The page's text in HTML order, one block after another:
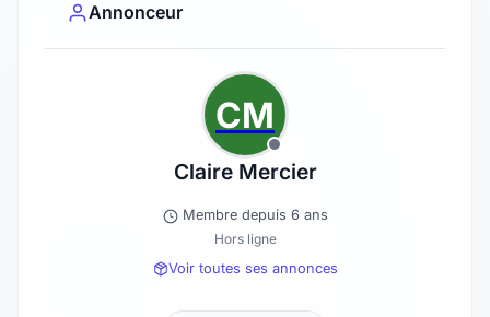
Annonceur
CM
Claire Mercier
Membre depuis 6 ans
Hors ligne
Voir toutes ses annonces